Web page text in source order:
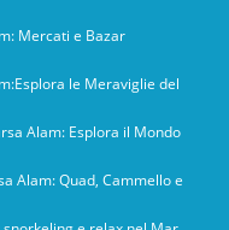
Mercati e Bazar
le Meraviglie del
Alam: Esplora il Mondo
Alam: Quad, Cammello e